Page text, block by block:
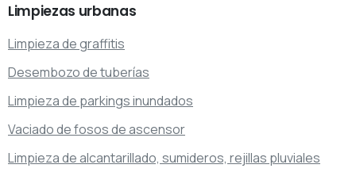
Limpiezas urbanas
Limpieza de graffitis
Desembozo de tuberías
Limpieza de parkings inundados
Vaciado de fosos de ascensor
Limpieza de alcantarillado, sumideros, rejillas pluviales